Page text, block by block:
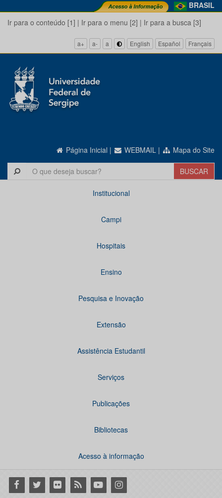
BRASIL
Ir para o conteúdo [1] | Ir para o menu [2] | Ir para a busca [3]
a+ a- a English Español Français
Página Inicial | WEBMAIL | Mapa do Site
Institucional
Campi
Hospitais
Ensino
Pesquisa e Inovação
Extensão
Assistência Estudantil
Serviços
Publicações
Bibliotecas
Acesso à informação
Facebook
Twitter Flickr RSS YoutubeInstagram